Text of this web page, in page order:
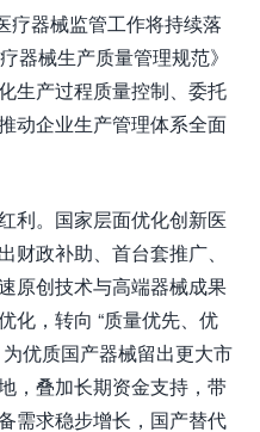
疗器械监管工作将持续落
器械生产质量管理规范》
生产过程质量控制、委托
动企业生产管理体系全面
利。国家层面优化创新医
财政补助、首台套推广、
原创技术与高端器械成果
化，转向 “质量优先、优
优质国产器械留出更大市
，叠加长期资金支持，带
需求稳步增长，国产替代